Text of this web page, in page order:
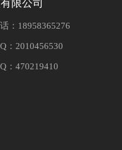
限公司
：18958365276
：2010456530
：470219410